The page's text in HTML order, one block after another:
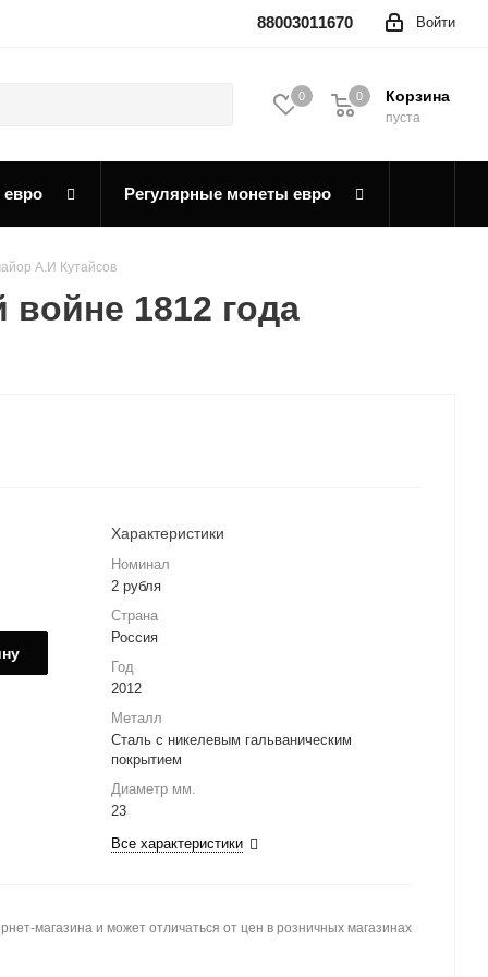
Войти
88003011670
0 Корзина
0
пуста
0
Регулярные монеты евро
А.И Кутайсов
1812 года
Характеристики
Номинал
2 рубля
Страна
Россия
Год
2012
Металл
Сталь с никелевым гальваническим
покрытием
Диаметр мм.
23
Все характеристики
магазина и может отличаться от цен в розничных магазинах